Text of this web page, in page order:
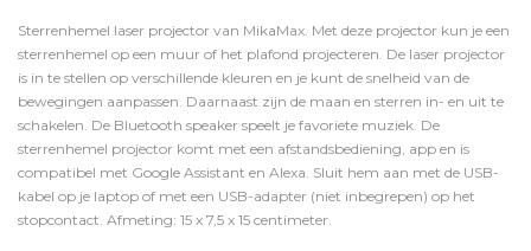
Sterrenhemel laser projector van MikaMax. Met deze projector kun je een
sterrenhemel op een muur of het plafond projecteren. De laser projector
is in te stellen op verschillende kleuren en je kunt de snelheid van de
bewegingen aanpassen. Daarnaast zijn de maan en sterren in- en uit te
schakelen. De Bluetooth speaker speelt je favoriete muziek. De
sterrenhemel projector komt met een afstandsbediening, app en is
compatibel met Google Assistant en Alexa. Sluit hem aan met de USB-
kabel op je laptop of met een USB-adapter (niet inbegrepen) op het
stopcontact. Afmeting: 15 x 7,5 x 15 centimeter.